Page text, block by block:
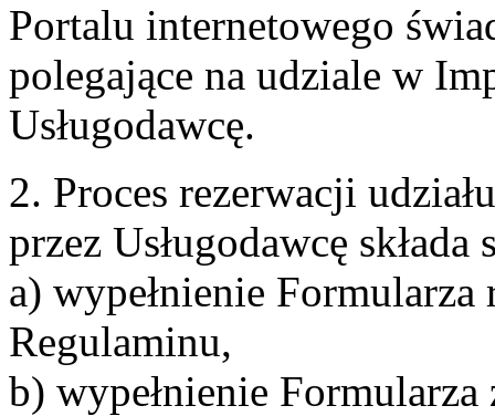
Portalu internetowego
polegające na udziale w
Usługodawcę.
2. Proces rezerwacji
przez Usługodawcę
a) wypełnienie
Regulaminu,
b) wypełnienie Formularza